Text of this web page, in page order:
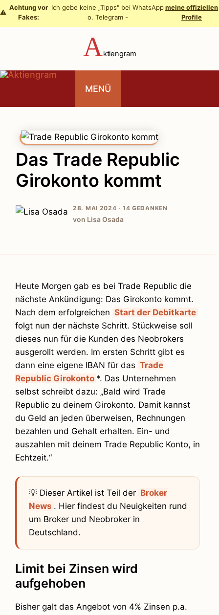
Zum
Inhalt
⚠️
Achtung vor
Fakes:
Ich gebe keine „Tipps" bei WhatsApp
o. Telegram -
meine offiziellen
Profile
Aktiengram
MENÜ
Das Trade Republic
Girokonto kommt
28. MAI 2024 · 14 GEDANKEN
von Lisa Osada
Heute Morgen gab es bei Trade Republic die
nächste Ankündigung: Das Girokonto kommt.
Nach dem erfolgreichen Start der Debitkarte
folgt nun der nächste Schritt. Stückweise soll
dieses nun für die Kunden des Neobrokers
ausgerollt werden. Im ersten Schritt gibt es
dann eine eigene IBAN für das Trade
Republic Girokonto *. Das Unternehmen
selbst schreibt dazu: „Bald wird Trade
Republic zu deinem Girokonto. Damit kannst
du Geld an jeden überweisen, Rechnungen
bezahlen und Gehalt erhalten. Ein- und
auszahlen mit deinem Trade Republic Konto, in
Echtzeit.“
💡 Dieser Artikel ist Teil der Broker
News . Hier findest du Neuigkeiten rund
um Broker und Neobroker in
Deutschland.
Limit bei Zinsen wird
aufgehoben
Bisher galt das Angebot von 4% Zinsen p.a.